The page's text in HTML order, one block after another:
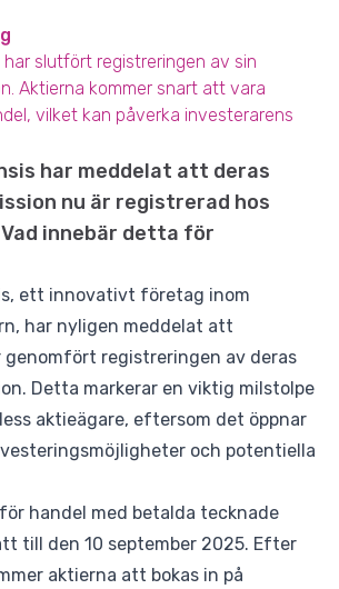
har slutfört registreringen av sin
Aktierna kommer snart att vara
vilket kan påverka investerarens
har meddelat att deras
nu är registrerad hos
innebär detta för
ett innovativt företag inom
har nyligen meddelat att
genomfört registreringen av deras
Detta markerar en viktig milstolpe
aktieägare, eftersom det öppnar
och potentiella
handel med betalda tecknade
till den 10 september 2025. Efter
aktierna att bokas in på